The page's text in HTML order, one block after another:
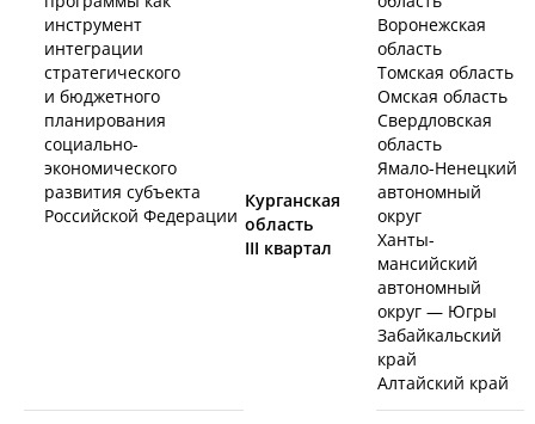
Курганская
область
III квартал
инструмент
интеграции
стратегического
и бюджетного
планирования
социально-
экономического
развития субъекта
Российской Федерации
Воронежская
область
Томская область
Омская область
Свердловская
область
Ямало-Ненецкий
автономный
округ
Ханты-
мансийский
автономный
округ — Югры
Забайкальский
край
Алтайский край